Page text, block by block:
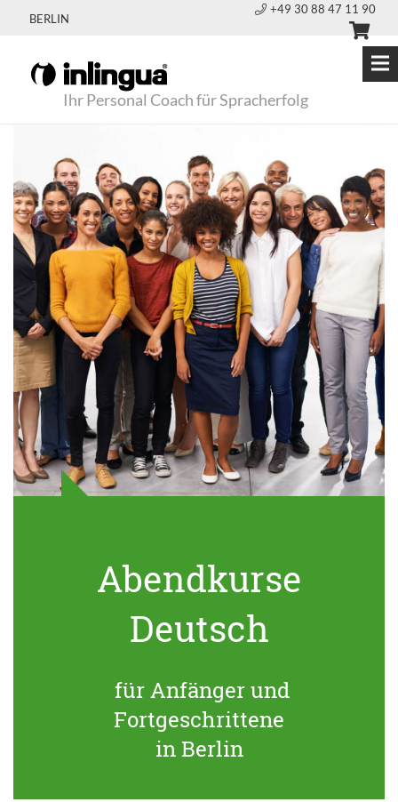
BERLIN
+49 30 88 47 11 90
Ihr Personal Coach für Spracherfolg
Abendkurse
Deutsch
für Anfänger und
Fortgeschrittene
in Berlin